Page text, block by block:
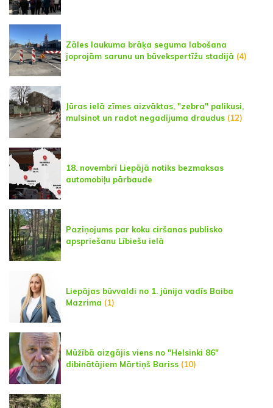
Zāles laukuma brāķa seguma labošana
joprojām sarunu un būvekspertīžu stadijā (4)
Jūras ielā zīmes aizvāktas, "zebra" palikusi,
mulsinot un radot negadījuma draudus (12)
18. novembrī Liepājā notiks bezmaksas
automobiļu pārbaude
Paziņojums par koku ciršanas publisko
apspriešanu Lībiešu ielā
Liepājas būvvaldi no 1. jūnija vadīs Baiba
Mazrima (1)
Mūžībā aizgājis viens no "Helsinki 86"
dibinātājiem Mārtiņš Bariss (10)